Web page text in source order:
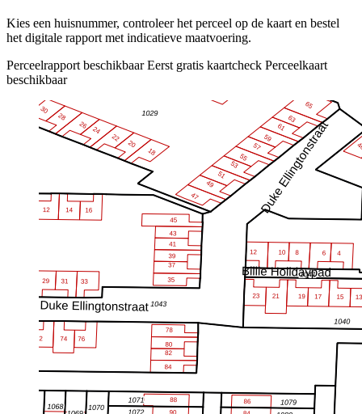
Kies een huisnummer, controleer het perceel op de kaart en bestel
het digitale rapport met indicatieve maatvoering.
Perceelrapport beschikbaar Eerst gratis kaartcheck Perceelkaart
beschikbaar